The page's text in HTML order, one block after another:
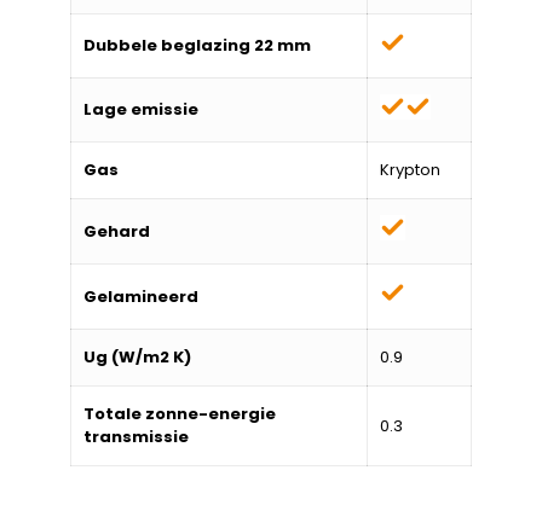
Dubbele beglazing 22 mm
Lage emissie
Gas Krypton
Gehard
Gelamineerd
Ug (W/m2 K) 0.9
Totale zonne-energie
transmissie
0.3